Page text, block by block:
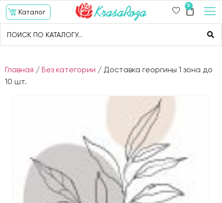
Каталог
0
Главная / Без категории / Доставка георгины 1 зона до
10 шт.